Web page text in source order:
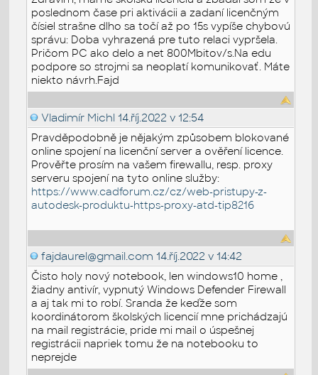
poslednom čase pri aktivácii a zadaní licenčným
čísiel strašne dlho sa točí až po 15s vypíše chybovú
správu: Doba vyhrazená pre tuto relaci vypršela.
Pričom PC ako delo a net 800Mbitov/s.Na edu
podpore so strojmi sa neoplatí komunikovať. Máte
niekto návrh.Fajd
Vladimír Michl 14.říj.2022 v 12:54
Pravděpodobně je nějakým způsobem blokované
online spojení na licenční server a ověření licence.
Prověřte prosím na vašem firewallu, resp. proxy
serveru spojení na tyto online služby:
https://www.cadforum.cz/cz/web-pristupy-z-
autodesk-produktu-https-proxy-atd-tip8216
fajdaurel@gmail.com 14.říj.2022 v 14:42
Čisto holy nový notebook, len windows10 home ,
žiadny antivír, vypnutý Windows Defender Firewall
a aj tak mi to robí. Sranda že keďže som
koordinátorom školských licencií mne prichádzajú
na mail registrácie, pride mi mail o úspešnej
registrácii napriek tomu že na notebooku to
neprejde